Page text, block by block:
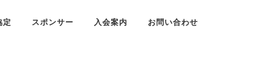
定 スポンサー 入会案内 お問い合わせ